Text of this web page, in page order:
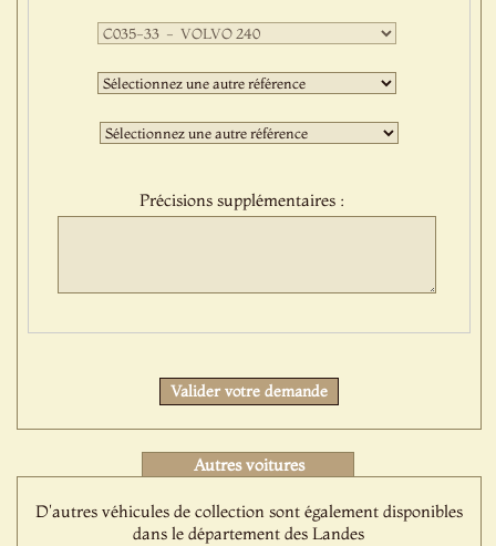
Première
sélection
:Deuxième
sélection
:Troisième
sélection
Précisions supplémentaires :
Valider votre demande
Autres voitures
D'autres véhicules de collection sont également disponibles
dans le département des Landes